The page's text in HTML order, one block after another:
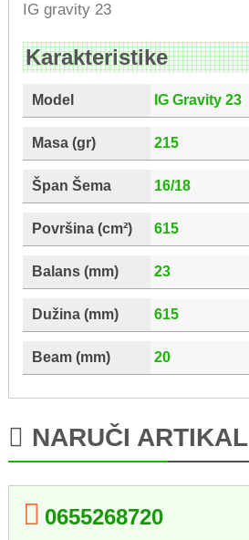
IG gravity 23
Karakteristike
Model IG Gravity 23
Masa (gr) 215
Špan Šema 16/18
Površina (cm²) 615
Balans (mm) 23
Dužina (mm) 615
Beam (mm) 20
NARUČI ARTIKAL
0655268720